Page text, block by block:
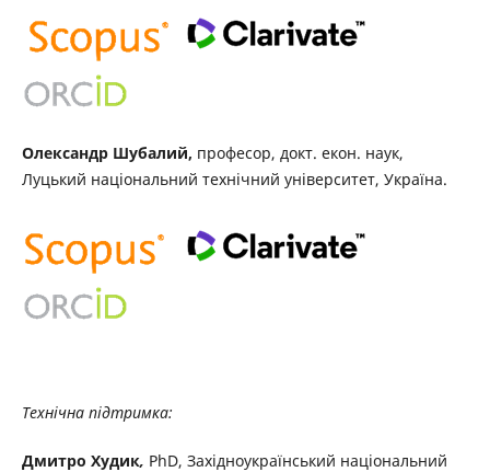
Олександр Шубалий, професор, докт. екон. наук,
Луцький національний технічний університет, Україна.
Технічна підтримка:
Дмитро Худик, PhD, Західноукраїнський національний